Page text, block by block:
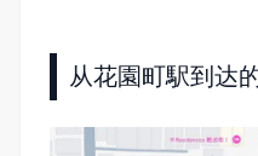
从花園町駅到达